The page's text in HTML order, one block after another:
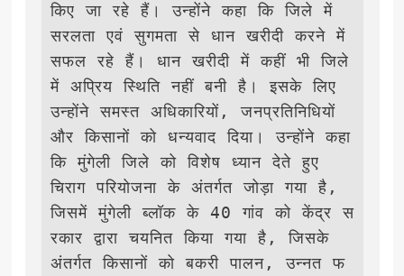
किए जा रहे हैं। उन्होंने कहा कि जिले में
सरलता एवं सुगमता से धान खरीदी करने में
सफल रहे हैं। धान खरीदी में कहीं भी जिले
में अप्रिय स्थिति नहीं बनी है। इसके लिए
उन्होंने समस्त अधिकारियों, जनप्रतिनिधियों
और किसानों को धन्यवाद दिया। उन्होंने कहा
कि मुंगेली जिले को विशेष ध्यान देते हुए
चिराग परियोजना के अंतर्गत जोड़ा गया है,
जिसमें मुंगेली ब्लॉक के 40 गांव को केंद्र स
रकार द्वारा चयनित किया गया है, जिसके
अंतर्गत किसानों को बकरी पालन, उन्नत फ